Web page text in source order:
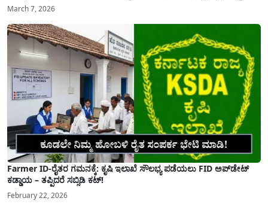
March 7, 2026
Farmer ID-ರೈತರ ಗಮನಕ್ಕೆ: ಕೃಷಿ ಇಲಾಖೆ ಸೌಲಭ್ಯ ಪಡೆಯಲು FID ಅಪ್‌ಡೇಟ್
ಕಡ್ಡಾಯ – ತಪ್ಪಿದರೆ ಸಬ್ಸಿಡಿ ಕಟ್!
February 22, 2026